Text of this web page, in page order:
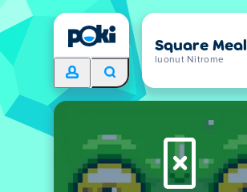
Square Meal
luonut Nitrome